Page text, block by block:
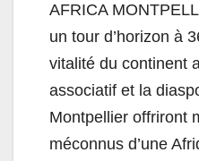
AFRICA
un tour d’horizon à
vitalité du continent
associatif et la
Montpellier offriront
méconnus d’une